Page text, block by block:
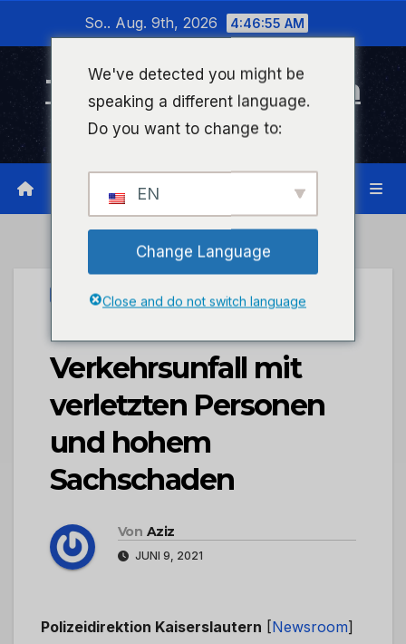
wechseln
So.. Aug. 9th, 2026 4:46:56 AM
Timeline Bad Kreuznach
Infonetzwerk für Bad Kreuznach
UNCATEGORIZED
POL-PDKL:
Verkehrsunfall mit
verletzten Personen
und hohem
Sachschaden
Von Aziz
JUNI 9, 2021
Polizeidirektion Kaiserslautern [Newsroom]
We've detected you might be
speaking a different language.
Do you want to change to:
EN
Change Language
Close and do not switch language